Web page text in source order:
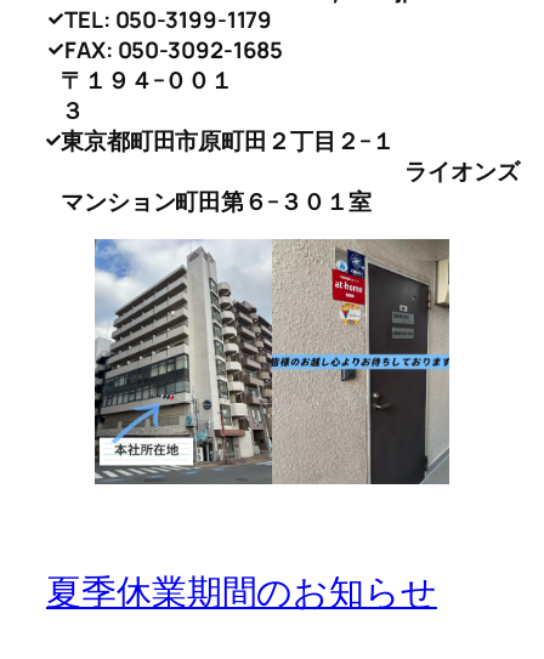
TEL: 050-3199-1179
FAX: 050-3092-1685
〒１９４−００１
３
東京都町田市原町田２丁目２−１
ライオンズ
マンション町田第６−３０１室
夏季休業期間のお知らせ